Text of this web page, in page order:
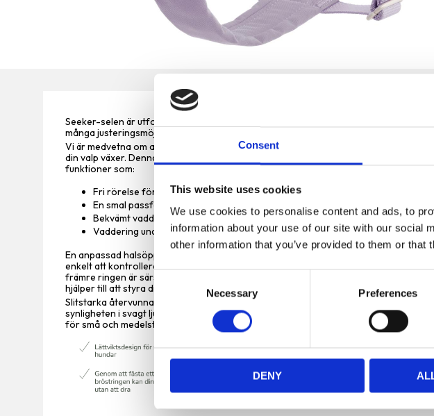
Consent
This website uses cookies
We use cookies to personalise content and ads, to
information about your use of our site with our social
other information that you’ve provided to them or
C
o
n
s
t
e
Necessary Preferences
DENY
Seeker-selen är utformad för små och medelstora hundar - och är också perfekt för
många justeringsmöjligheter och lätta, mjuka återvunna material är den redo för alla
Vi är medvetna om att små hundar har andra behov än större hundar, och vår design
din valp växer. Denna innovativa sele gör att din hund kan hoppa, springa och
funktioner som:
Fri rörelse för din hunds framben och axlar
En smal passform mellan frambenen, perfekt för smala raser
Bekvämt vadderad utan att vara tung eller stel
Vaddering under koppelringen, förhindrar att spärren trycker eller gnuggar
En anpassad halsöppning innebär att selen sitter på rätt plats, och ett lätt handtag på
enkelt att kontrollera din valp. Selen levereras med två lätta metallringar för att
främre ringen är särskilt användbar om promenaderna utvecklas till en dragkamp,
hjälper till att styra din hund att gå snällt. När den inte används kan den förvaras i en
Slitstarka återvunna material garanterar långvarig hållbarhet och en avtagbar
synligheten i svagt ljus. Seeker-selen finns i roliga, livfulla färger och i storlekar som
för små och medelstora hundar.